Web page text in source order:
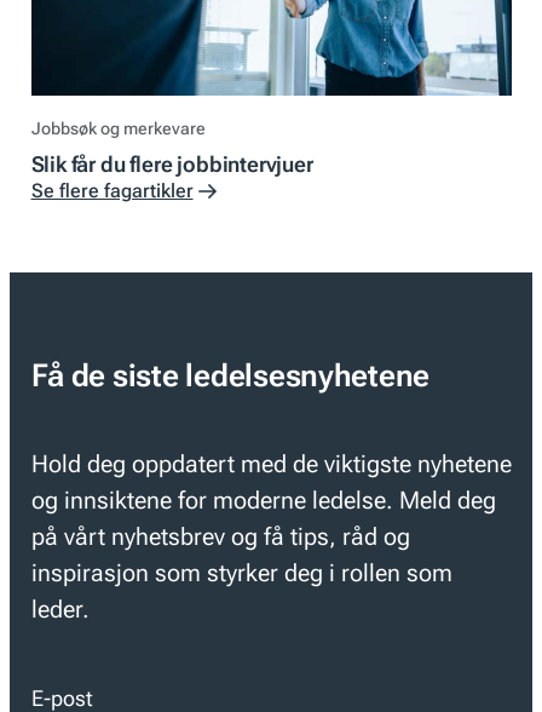
Jobbsøk og merkevare
Slik får du flere jobbintervjuer
Se flere fagartikler
Få de siste ledelsesnyhetene
Hold deg oppdatert med de viktigste nyhetene
og innsiktene for moderne ledelse. Meld deg
på vårt nyhetsbrev og få tips, råd og
inspirasjon som styrker deg i rollen som
leder.
E-post